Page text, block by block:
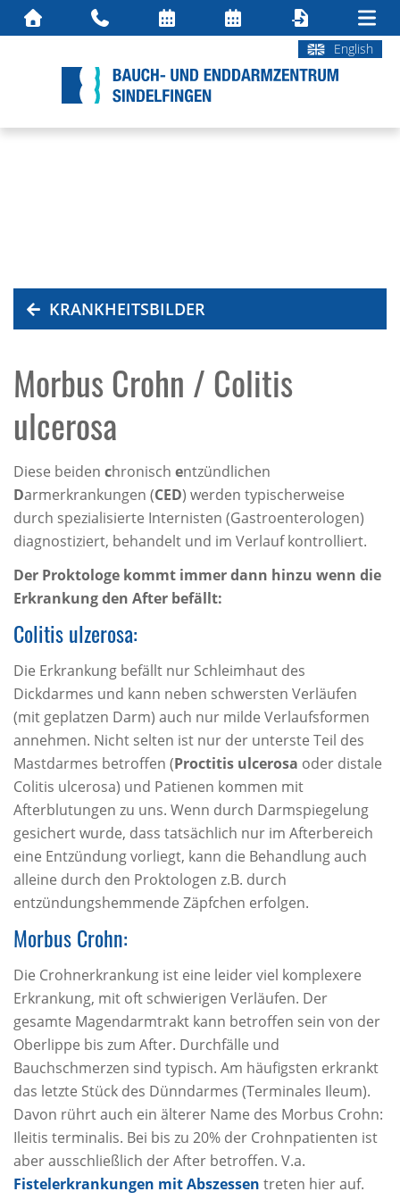
English
KRANKHEITSBILDER
Morbus Crohn / Colitis
ulcerosa
Diese beiden chronisch entzündlichen
Darmerkrankungen (CED) werden typischerweise
durch spezialisierte Internisten (Gastroenterologen)
diagnostiziert, behandelt und im Verlauf kontrolliert.
Der Proktologe kommt immer dann hinzu wenn die
Erkrankung den After befällt:
Colitis ulzerosa:
Die Erkrankung befällt nur Schleimhaut des
Dickdarmes und kann neben schwersten Verläufen
(mit geplatzen Darm) auch nur milde Verlaufsformen
annehmen. Nicht selten ist nur der unterste Teil des
Mastdarmes betroffen (Proctitis ulcerosa oder distale
Colitis ulcerosa) und Patienen kommen mit
Afterblutungen zu uns. Wenn durch Darmspiegelung
gesichert wurde, dass tatsächlich nur im Afterbereich
eine Entzündung vorliegt, kann die Behandlung auch
alleine durch den Proktologen z.B. durch
entzündungshemmende Zäpfchen erfolgen.
Morbus Crohn:
Die Crohnerkrankung ist eine leider viel komplexere
Erkrankung, mit oft schwierigen Verläufen. Der
gesamte Magendarmtrakt kann betroffen sein von der
Oberlippe bis zum After. Durchfälle und
Bauchschmerzen sind typisch. Am häufigsten erkrankt
das letzte Stück des Dünndarmes (Terminales Ileum).
Davon rührt auch ein älterer Name des Morbus Crohn:
Ileitis terminalis. Bei bis zu 20% der Crohnpatienten ist
aber ausschließlich der After betroffen. V.a.
Fistelerkrankungen mit Abszessen treten hier auf.